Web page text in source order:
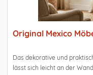
Original Mexico
Das dekorative und
lässt sich leicht an der Wand...